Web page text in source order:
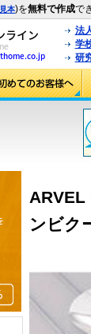
見本)を無料で作成で
法
学
研
ARVEL
ンビク